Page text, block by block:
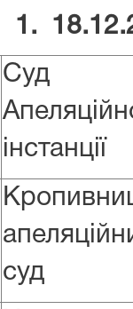
1.
Суд
інстанції
суд